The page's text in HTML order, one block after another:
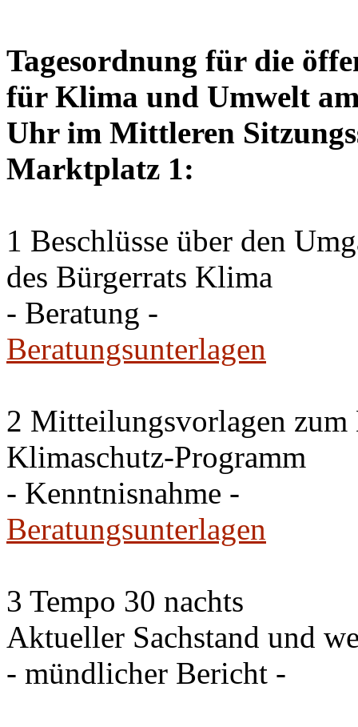
Tagesordnung für die
für Klima und Umwelt
Uhr im Mittleren
Marktplatz 1:
1 Beschlüsse über den
des Bürgerrats Klima
- Beratung -
Beratungsunterlagen
2 Mitteilungsvorlagen zum
Klimaschutz-Programm
- Kenntnisnahme -
Beratungsunterlagen
3 Tempo 30 nachts
Aktueller Sachstand und
- mündlicher Bericht -